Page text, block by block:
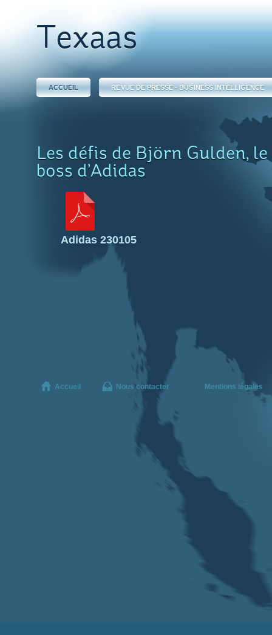
Texaas
ACCUEIL REVUE DE PRESSE - BUSINESS INTELLIGENCE
Les défis de Björn Gulden,
boss d’Adidas
Adidas 230105
Accueil Nous contacter Mentions légales